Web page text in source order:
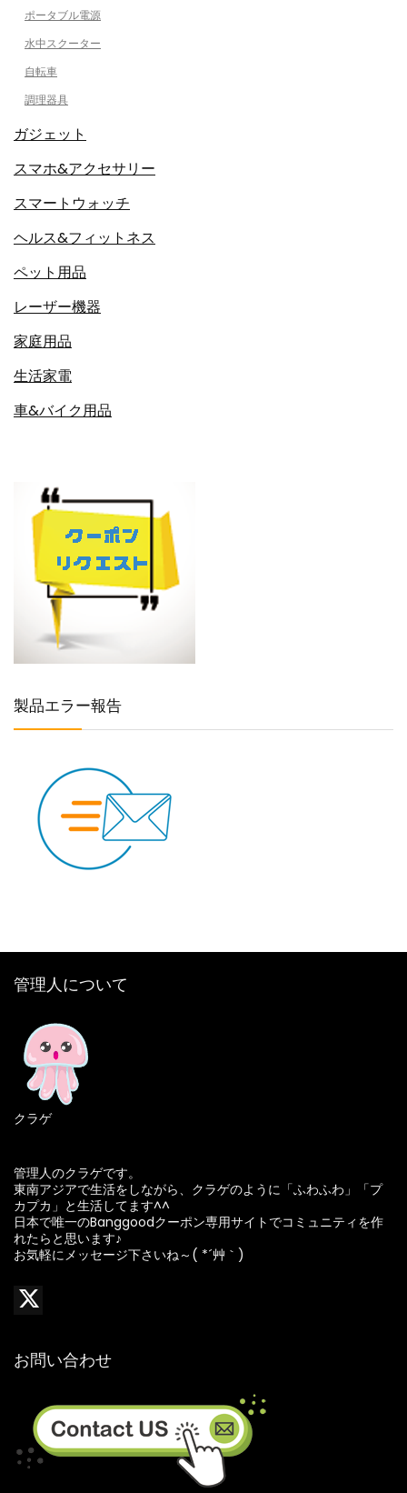
ポータブル電源
水中スクーター
自転車
調理器具
ガジェット
スマホ&アクセサリー
スマートウォッチ
ヘルス&フィットネス
ペット用品
レーザー機器
家庭用品
生活家電
車&バイク用品
製品エラー報告
管理人について
クラゲ
管理人のクラゲです。
東南アジアで生活をしながら、クラゲのように「ふわふわ」「プ
カプカ」と生活してます^^
日本で唯一のBanggoodクーポン専用サイトでコミュニティを作
れたらと思います♪
お気軽にメッセージ下さいね～( *´艸｀)
お問い合わせ